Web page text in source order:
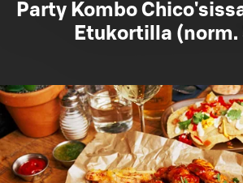
Party Kombo
Etukortilla (norm.